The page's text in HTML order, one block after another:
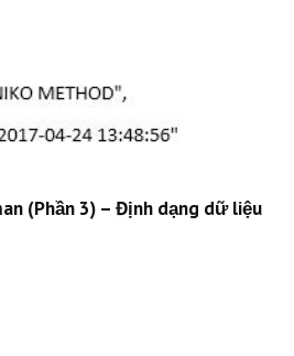
(Phần 3) – Định dạng dữ liệu